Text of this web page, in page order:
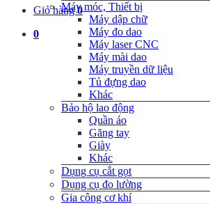
Giỏ hàng0
0
Máy móc, Thiết bị
Máy dập chữ
Máy đo dao
Máy laser CNC
Máy mài dao
Máy truyền dữ liệu
Tủ đựng dao
Khác
Bảo hộ lao động
Quần áo
Găng tay
Giày
Khác
Dụng cụ cắt gọt
Dụng cụ đo lường
Gia công cơ khí